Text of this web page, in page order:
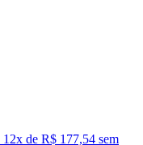
12x de R$ 177,54 sem